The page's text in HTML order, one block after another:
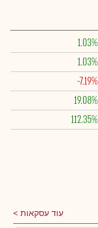
1.03%
1.03%
-7.19%
19.08%
112.35%
עוד עסקאות